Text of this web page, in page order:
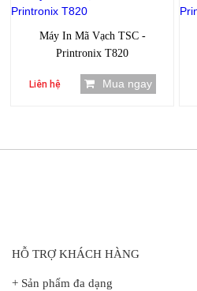
Máy In Mã Vạch TSC -
Printronix T820
Liên hệ Mua ngay
HỖ TRỢ KHÁCH HÀNG
+ Sản phẩm đa dạng